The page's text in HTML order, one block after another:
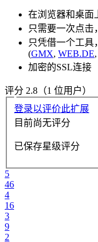
在浏览器和桌面
只需要一次点击
只凭借一个工具
(GMX, WEB.DE,
加密的SSL连接
评分 2.8（1 位用户）
登录以评价此扩展
目前尚无评分
已保存星级评分
5
46
4
16
3
9
2